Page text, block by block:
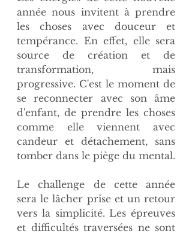
année nous invitent à prendre
les choses avec douceur et
tempérance. En effet, elle sera
source de création et de
transformation, mais
progressive. C'est le moment de
se reconnecter avec son âme
d'enfant, de prendre les choses
comme elle viennent avec
candeur et détachement, sans
Le challenge de cette année
sera le lâcher prise et un retour
vers la simplicité. Les épreuves
et difficultés traversées ne sont